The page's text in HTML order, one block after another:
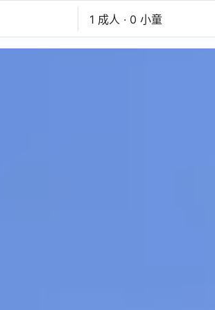
1 成人 · 0 小童